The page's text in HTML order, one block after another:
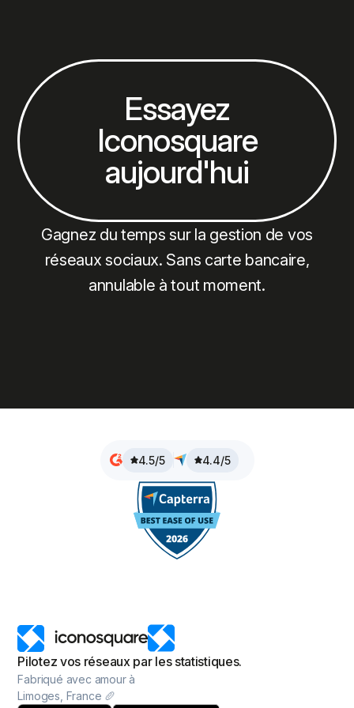
Essayez
Iconosquare
aujourd'hui
Gagnez du temps sur la gestion de vos
réseaux sociaux. Sans carte bancaire,
annulable à tout moment.
4.5/5 4.4/5
Pilotez vos réseaux par les statistiques.
Fabriqué avec amour à
Limoges, France 🥖